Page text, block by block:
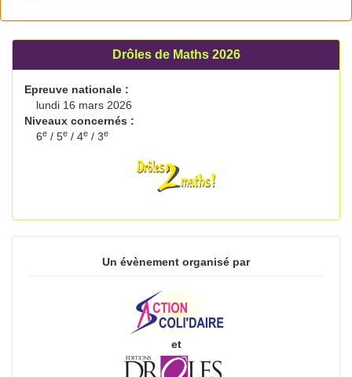
Drôles de Maths 2026
Epreuve nationale :
lundi 16 mars 2026
Niveaux concernés :
6e / 5e / 4e / 3e
Un évènement organisé par
et